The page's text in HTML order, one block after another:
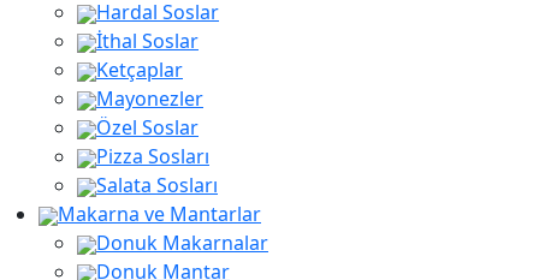
Hardal Soslar
İthal Soslar
Ketçaplar
Mayonezler
Özel Soslar
Pizza Sosları
Salata Sosları
Makarna ve Mantarlar
Donuk Makarnalar
Donuk Mantar